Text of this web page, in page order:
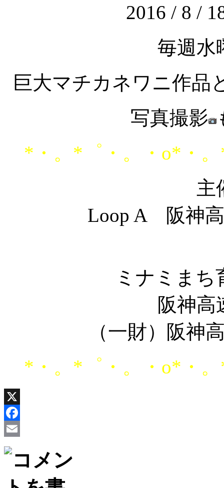
2016 / 8 /
毎週
巨大マチカネワニ作品
写真撮影
*・。*゜・。・o*・
主
Loop A 阪神
ミナミま
阪神高
（一財）阪神
*・。*゜・。・o*・
X
Facebook
Email